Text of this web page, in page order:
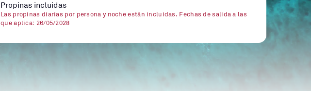
Propinas incluidas
Las propinas diarias por persona y noche están incluidas. Fechas de salida a las
que aplica: 26/05/2028